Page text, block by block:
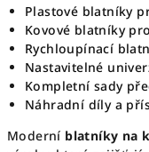
Plastové blatníky
Kovové blatníky
Rychloupínací
Nastavitelné
Kompletní sady
Náhradní díly a
Moderní blatníky na